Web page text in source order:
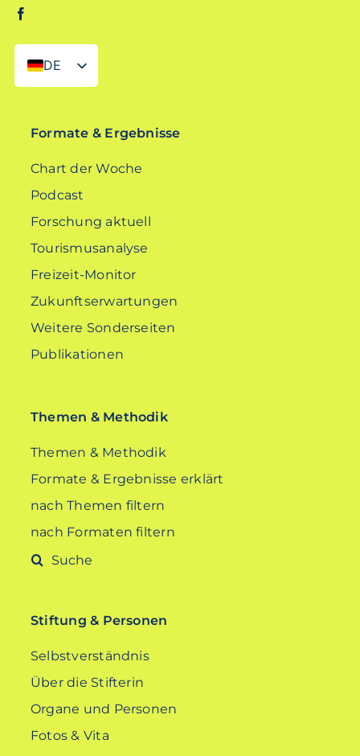
DE
EN
Formate & Ergebnisse
Chart der Woche
Podcast
Forschung aktuell
Tourismusanalyse
Freizeit-Monitor
Zukunftserwartungen
Weitere Sonderseiten
Publikationen
Themen & Methodik
Themen & Methodik
Formate & Ergebnisse erklärt
nach Themen filtern
nach Formaten filtern
Suche
Stiftung & Personen
Selbstverständnis
Über die Stifterin
Organe und Personen
Fotos & Vita